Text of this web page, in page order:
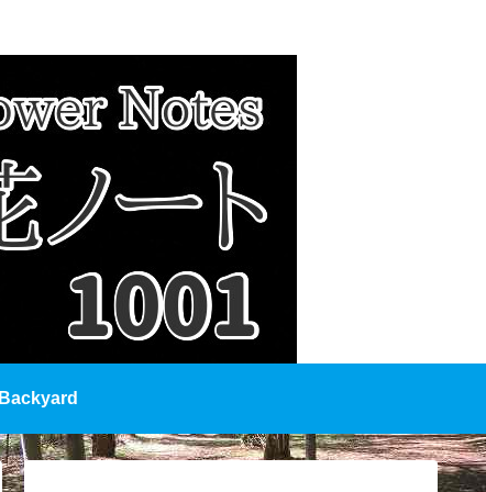
Backyard